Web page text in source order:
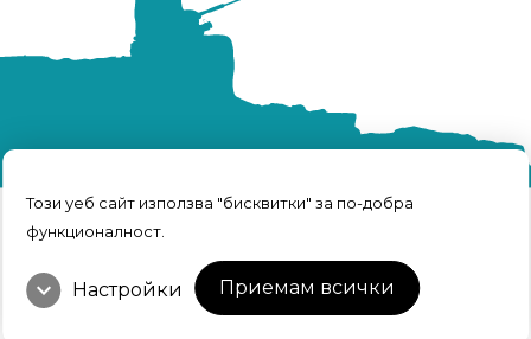
Този уеб сайт използва "бисквитки" за по-добра
функционалност.
Приемам всички
expand_more Настройки
TRFISH | Всичко за риболова © 2026 Всички
права запазени.
Интернет Маркетинг и Дизайн
от Weberest